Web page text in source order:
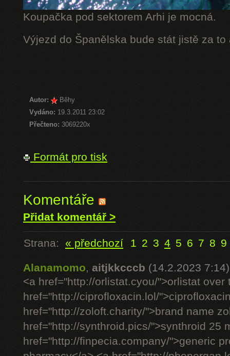
Koupačka pod sektorem Arhi je mocná.
Výjezd do Španělska bude stát jistě za to
Autor:
Běhy
Vydáno: 19.3.2011 23:02
Přečteno: 3069220x
Formát pro tisk
Komentáře
Přidat komentář >
Strana: « předchozí 1 2 3 4 5 6 7 8 9
Alanamomo, aitjkkcccb (14.2.2023 7:14)
<a href="http://orlistat.cyou/">orlistat over
href="http://ciprofloxacin.lol/
href="http://zoloft.charity/">brand name
href="http://synthroid.pics/">synthroid 25
href="http://finpecia.company/">generic